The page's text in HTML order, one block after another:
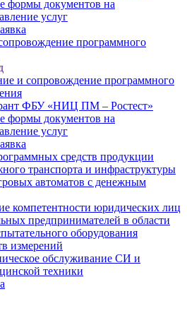
формы документов на
услуг
программного
и сопровождение программного
ФБУ «НИЦ ПМ – Ростест»
формы документов на
услуг
средств продукции
транспорта и инфраструктуры
автоматов с денежным
компетентности юридических лиц
предпринимателей в области
оборудования
измерений
обслуживание СИ и
техники